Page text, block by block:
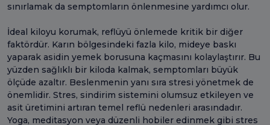
sınırlamak da semptomların önlenmesine yardımcı olur.
İdeal kiloyu korumak, reflüyü önlemede kritik bir diğer
faktördür. Karın bölgesindeki fazla kilo, mideye baskı
yaparak asidin yemek borusuna kaçmasını kolaylaştırır. Bu
yüzden sağlıklı bir kiloda kalmak, semptomları büyük
ölçüde azaltır. Beslenmenin yanı sıra stresi yönetmek de
önemlidir. Stres, sindirim sistemini olumsuz etkileyen ve
asit üretimini artıran temel reflü nedenleri arasındadır.
Yoga, meditasyon veya düzenli hobiler edinmek gibi stres